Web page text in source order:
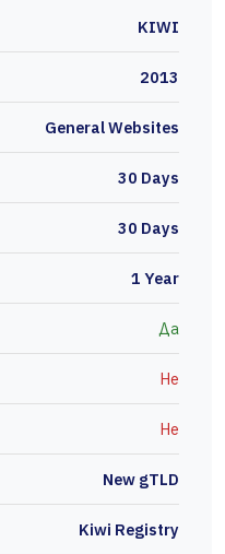
KIWI
2013
General Websites
30 Days
30 Days
1 Year
Да
Не
Не
New gTLD
Kiwi Registry